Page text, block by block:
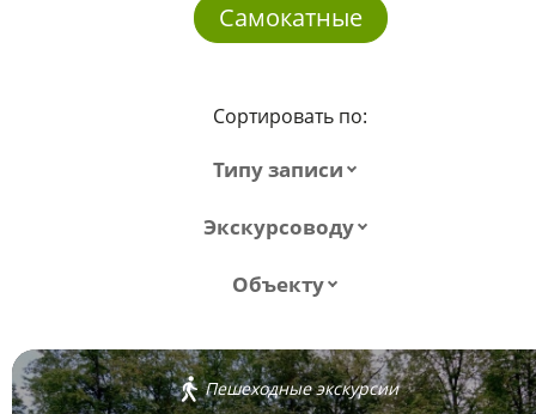
Самокатные
Сортировать по:
Типу записи
Экскурсоводу
Объекту
Пешеходные экскурсии